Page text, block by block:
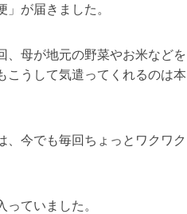
が届きました。
、母が地元の野菜やお米などを
こうして気遣ってくれるのは本
、今でも毎回ちょっとワクワク
ていました。